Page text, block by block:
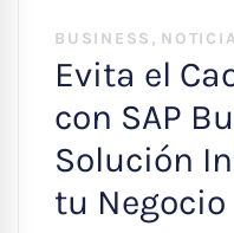
BUSINESS ,
Evita el
con SAP
Solución
tu Negocio